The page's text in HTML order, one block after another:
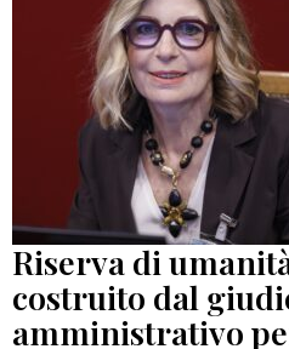
Riserva di
costruito dal
amministrativo